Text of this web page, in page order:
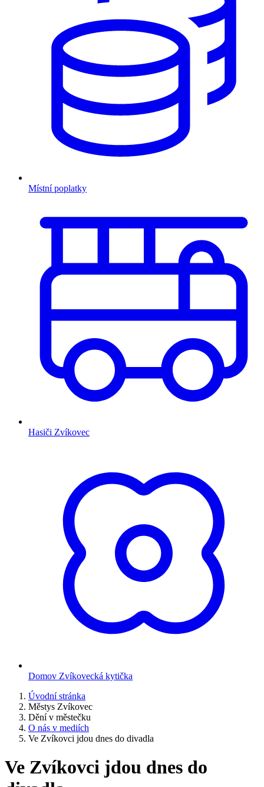
Místní poplatky
Hasiči Zvíkovec
Domov Zvíkovecká kytička
Úvodní stránka
Městys Zvíkovec
Dění v městečku
O nás v mediích
Ve Zvíkovci jdou dnes do divadla
Ve Zvíkovci jdou dnes do